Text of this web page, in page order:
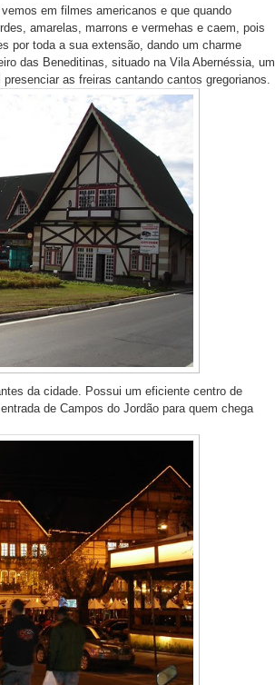
em filmes americanos e que quando
amarelas, marrons e vermehas e caem, pois
por toda a sua extensão, dando um charme
das Beneditinas, situado na Vila Abernéssia, um
as freiras cantando cantos gregorianos.
da cidade. Possui um eficiente centro de
de Campos do Jordão para quem chega